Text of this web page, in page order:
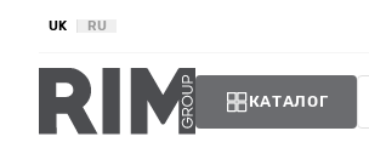
UK RU
КАТАЛОГ